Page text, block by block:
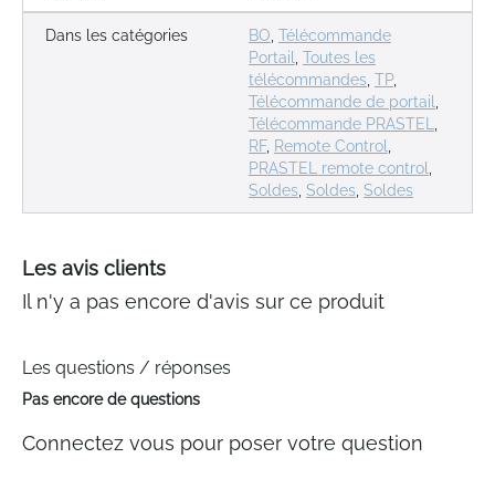
Dans les catégories BO, Télécommande
Portail, Toutes les
télécommandes, TP,
Télécommande de portail,
Télécommande PRASTEL,
RF, Remote Control,
PRASTEL remote control,
Soldes, Soldes, Soldes
Les avis clients
Il n'y a pas encore d'avis sur ce produit
Les questions / réponses
Pas encore de questions
Connectez vous pour poser votre question